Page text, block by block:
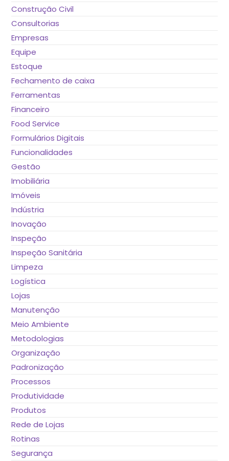
Construção Civil
Consultorias
Empresas
Equipe
Estoque
Fechamento de caixa
Ferramentas
Financeiro
Food Service
Formulários Digitais
Funcionalidades
Gestão
Imobiliária
Imóveis
Indústria
Inovação
Inspeção
Inspeção Sanitária
Limpeza
Logística
Lojas
Manutenção
Meio Ambiente
Metodologias
Organização
Padronização
Processos
Produtividade
Produtos
Rede de Lojas
Rotinas
Segurança